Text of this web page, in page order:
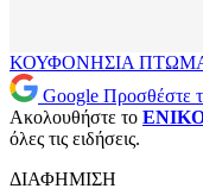
ΚΟΥΦΟΝΗΣΙΑ
Google Προσθέστε
Ακολουθήστε το
όλες τις ειδήσεις.
ΔΙΑΦΗΜΙΣΗ